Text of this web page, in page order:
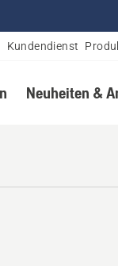
Kundendienst
Neuheiten &